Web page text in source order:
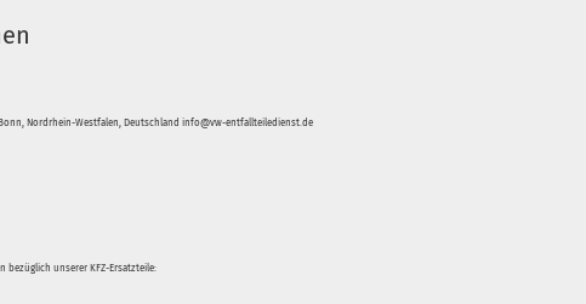
Bonn, Nordrhein-Westfalen, Deutschland info@vw-entfallteiledienst.de
bezüglich unserer KFZ-Ersatzteile: